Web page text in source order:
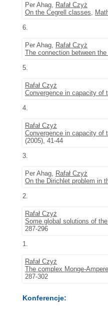
Per Ahag, Rafał Czyż
On the Cegrell classes,
6.
Per Ahag, Rafał Czyż
The connection between
5.
Rafał Czyż
Convergence in capacity of
4.
Rafał Czyż
Convergence in capacity of
(2005), 41-44
3.
Per Ahag, Rafał Czyż
On the Dirichlet problem in
2.
Rafał Czyż
Some global solutions of
287-296
1.
Rafał Czyż
The complex Monge-
287-302
Konferencje: